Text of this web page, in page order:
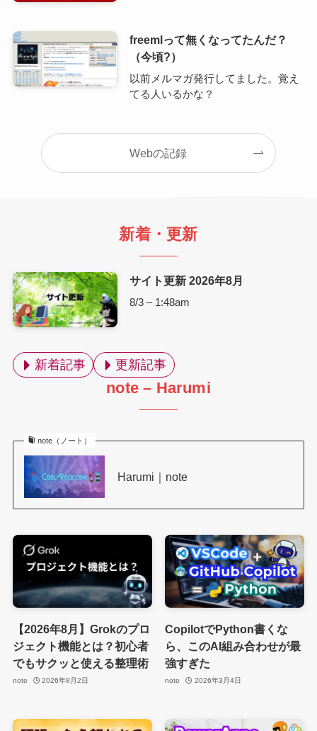
freemlって無くなってたんだ？
（今頃?）
以前メルマガ発行してました。覚え
てる人いるかな？
Webの記録
新着・更新
サイト更新 2026年8月
8/3 – 1:48am
新着記事 更新記事
note – Harumi
note（ノート）
Harumi｜note
【2026年8月】Grokのプロ
ジェクト機能とは？初心者
でもサクッと使える整理術
note 2026年8月2日
CopilotでPython書くな
ら、このAI組み合わせが最
強すぎた
note 2026年3月4日